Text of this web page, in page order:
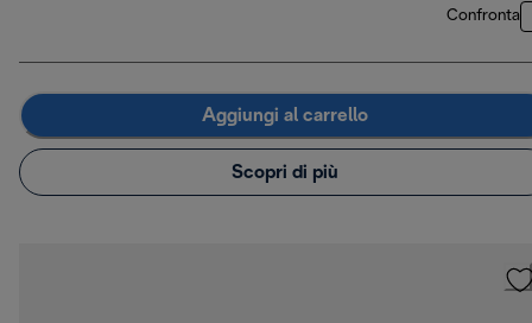
Confronta
Aggiungi al carrello
Scopri di più